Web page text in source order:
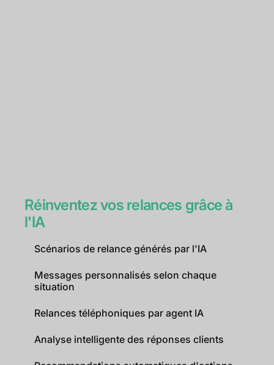
Réinventez vos relances grâce à
l'IA
Scénarios de relance générés par l'IA
Messages personnalisés selon chaque
situation
Relances téléphoniques par agent IA
Analyse intelligente des réponses clients